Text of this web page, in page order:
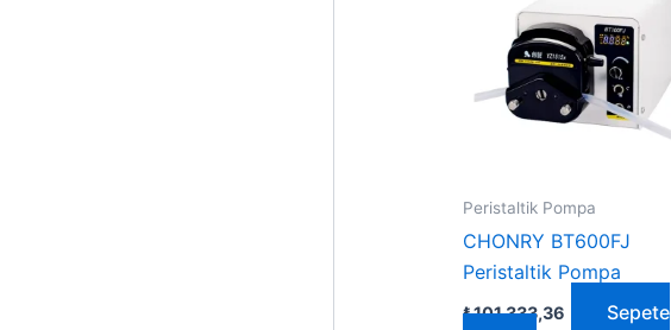
Peristaltik Pompa
CHONRY BT600FJ
Peristaltik Pompa
₺101.333,36
Sepete